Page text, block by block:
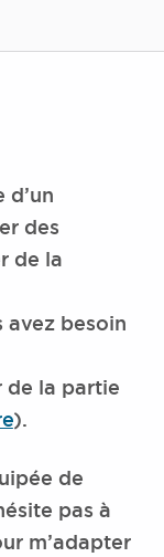
d’un
des
de la
avez besoin
de la partie
).
de
pas à
m’adapter